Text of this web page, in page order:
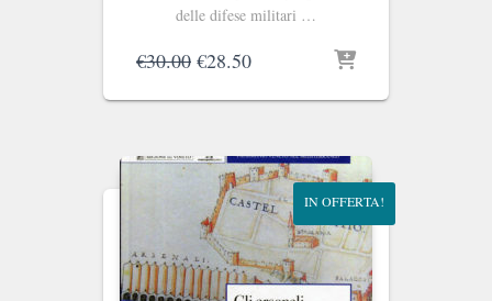
delle difese militari …
€30.00 Il
originale
€30.00.
€28.50Il
attuale
€28.50.
IN OFFERTA!